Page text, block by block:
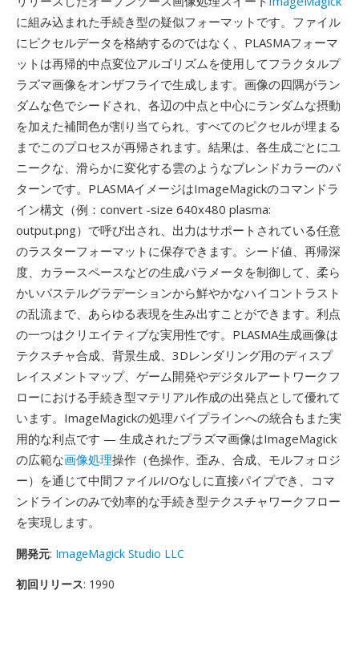
に組み込まれた手続き型の疑似フォーマットです。ファイル
にピクセルデータを格納するのではなく、PLASMAフォーマ
ットは再帰的中点変位アルゴリズムを使用してフラクタルプ
ラズマ画像をオンザフライで生成します。画像の四隅がラン
ダムな色でシードされ、各辺の中点と中心にランダムな摂動
を加えた補間色が割り当てられ、すべてのピクセルが埋まる
までこのプロセスが再帰されます。結果は、各生成ごとにユ
ニークな、滑らかに変化する雲のようなブレンドカラーのパ
ターンです。PLASMAイメージはImageMagickのコマンドラ
イン構文（例：convert -size 640x480 plasma:
output.png）で呼び出され、出力はサポートされている任意
のラスターフォーマットに保存できます。シード値、再帰深
度、カラースペースなどの生成パラメータを制御して、柔ら
かいパステルグラデーションから鮮やかなハイコントラスト
の乱流まで、あらゆる表現を生み出すことができます。利点
の一つはクリエイティブな実用性です。PLASMA生成画像は
テクスチャ合成、背景生成、3Dレンダリング用のディスプ
レイスメントマップ、ゲーム開発やデジタルアートワークフ
ローにおける手続き型マテリアル作成の出発点として優れて
います。ImageMagickの処理パイプラインへの統合もまた実
用的な利点です — 生成されたプラズマ画像はImageMagick
の広範な画像処理操作（色操作、歪み、合成、モルフォロジ
ー）を通じて中間ファイルI/Oなしに直接パイプでき、コマ
ンドラインのみで効率的な手続き型テクスチャワークフロー
を実現します。
開発元: ImageMagick Studio LLC
初回リリース: 1990